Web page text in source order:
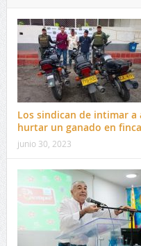
Los sindican de intimar
hurtar un ganado en
junio 30, 2023